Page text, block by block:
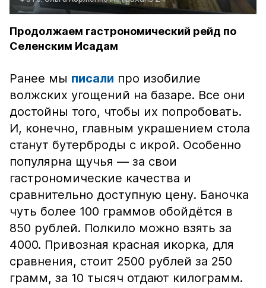
Продолжаем гастрономический рейд по
Селенским Исадам
Ранее мы писали про изобилие
волжских угощений на базаре. Все они
достойны того, чтобы их попробовать.
И, конечно, главным украшением стола
станут бутерброды с икрой. Особенно
популярна щучья — за свои
гастрономические качества и
сравнительно доступную цену. Баночка
чуть более 100 граммов обойдётся в
850 рублей. Полкило можно взять за
4000. Привозная красная икорка, для
сравнения, стоит 2500 рублей за 250
грамм, за 10 тысяч отдают килограмм.